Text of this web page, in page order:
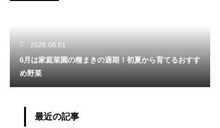
2026.08.01
6月は家庭菜園の種まきの適期！初夏から育てるおすす
め野菜
最近の記事